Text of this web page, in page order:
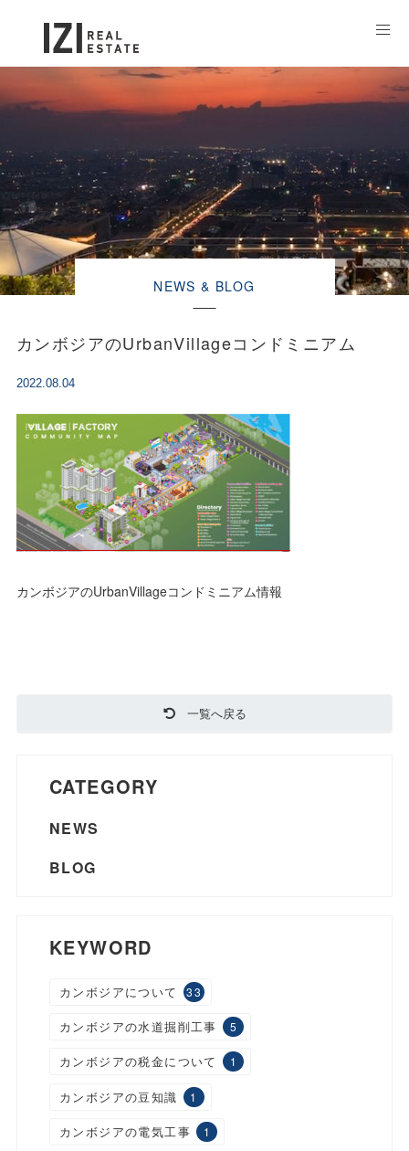
NEWS & BLOG
カンボジアのUrbanVillageコンドミニアム
2022.08.04
カンボジアのUrbanVillageコンドミニアム情報
一覧へ戻る
CATEGORY
NEWS
BLOG
KEYWORD
カンボジアについて 33
カンボジアの水道掘削工事 5
カンボジアの税金について 1
カンボジアの豆知識 1
カンボジアの電気工事 1